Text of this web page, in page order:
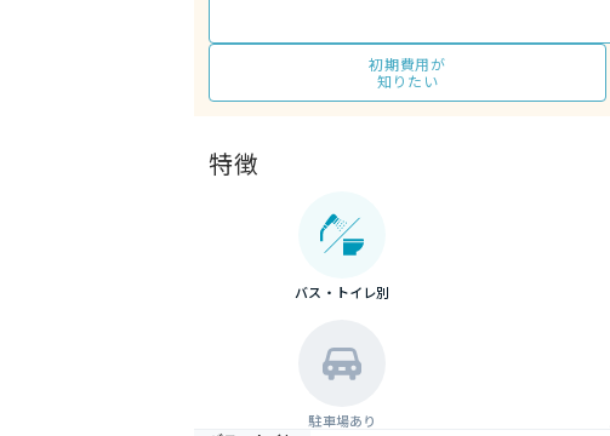
初期費用が
知りたい
特徴
バス・トイレ別
駐車場あり